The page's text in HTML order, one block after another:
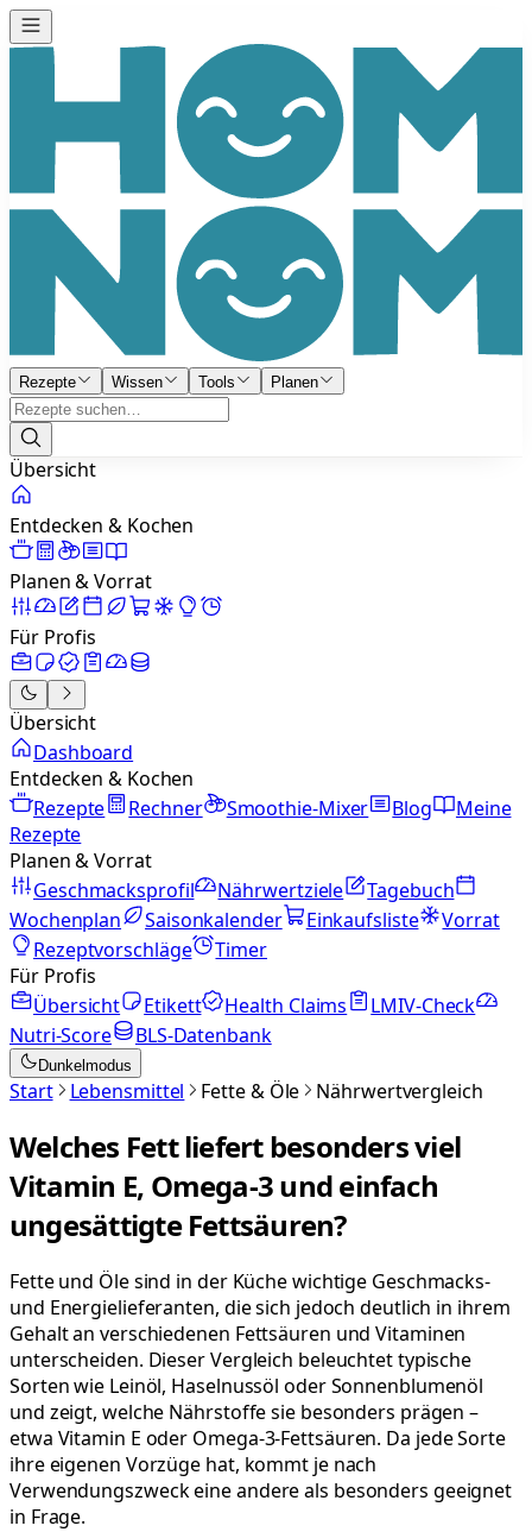
Rezepte Wissen Tools Planen
Übersicht
Entdecken & Kochen
Planen & Vorrat
Für Profis
Übersicht
Dashboard
Entdecken & Kochen
Rezepte
Rechner Smoothie-Mixer Blog
Meine
Rezepte
Planen & Vorrat
Geschmacksprofil
Nährwertziele
Tagebuch
Wochenplan
Saisonkalender Einkaufsliste
Vorrat
Rezeptvorschläge
Timer
Für Profis
Übersicht
Etikett Health Claims
LMIV-Check
Nutri-Score
BLS-Datenbank
Dunkelmodus
Start Lebensmittel Fette & Öle Nährwertvergleich
Welches Fett liefert besonders viel
Vitamin E, Omega-3 und einfach
ungesättigte Fettsäuren?
Fette und Öle sind in der Küche wichtige Geschmacks-
und Energielieferanten, die sich jedoch deutlich in ihrem
Gehalt an verschiedenen Fettsäuren und Vitaminen
unterscheiden. Dieser Vergleich beleuchtet typische
Sorten wie Leinöl, Haselnussöl oder Sonnenblumenöl
und zeigt, welche Nährstoffe sie besonders prägen –
etwa Vitamin E oder Omega-3-Fettsäuren. Da jede Sorte
ihre eigenen Vorzüge hat, kommt je nach
Verwendungszweck eine andere als besonders geeignet
in Frage.